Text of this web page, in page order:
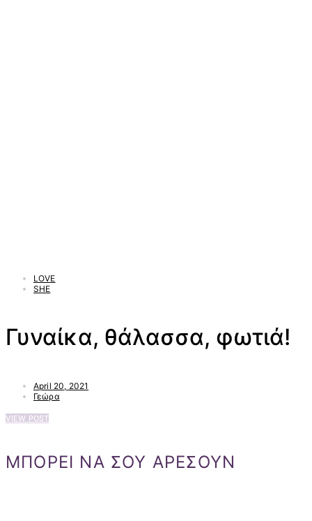
LOVE
SHE
Γυναίκα, θάλασσα, φωτιά!
April 20, 2021
Γεώρα
VIEW POST
ΜΠΟΡΕΙ ΝΑ ΣΟΥ ΑΡΕΣΟΥΝ